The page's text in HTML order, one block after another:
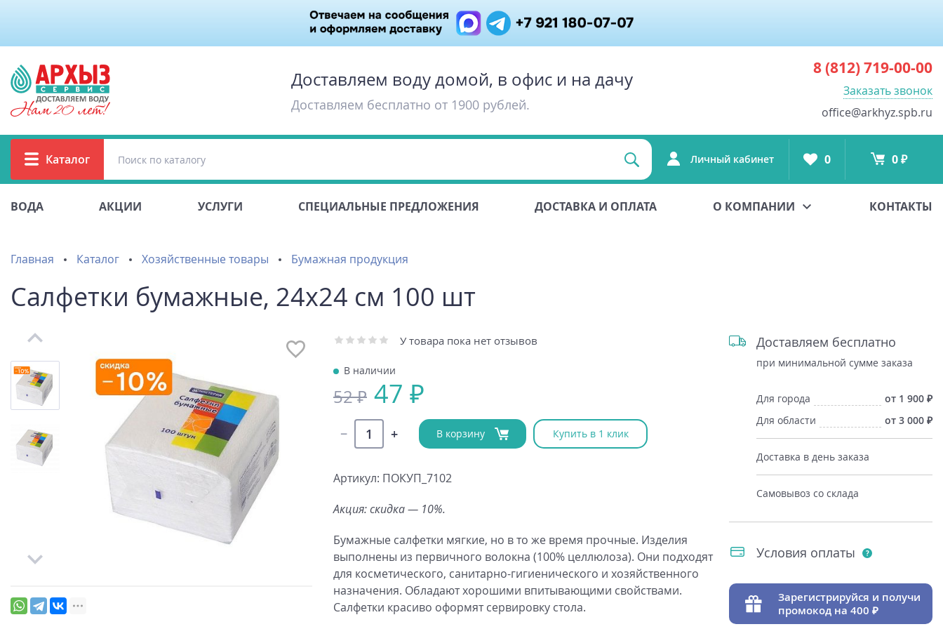
Доставляем воду домой, в офис и на дачу
Доставляем бесплатно от 1900 рублей.
8 (812)719-00-00
Заказать звонок
office@arkhyz.spb.ru
Каталог Личный кабинет 0 0 ₽
ВОДА АКЦИИ УСЛУГИ СПЕЦИАЛЬНЫЕ ПРЕДЛОЖЕНИЯ ДОСТАВКА И ОПЛАТА О КОМПАНИИ КОНТАКТЫ
Главная Каталог Хозяйственные товары Бумажная продукция
Салфетки бумажные, 24х24 см 100 шт
У товара пока нет отзывов
В наличии
52 ₽ 47 ₽
В корзину Купить в 1 клик
Артикул: ПОКУП_7102
Акция: скидка — 10%.
Бумажные салфетки мягкие, но в то же время прочные. Изделия
выполнены из первичного волокна (100% целлюлоза). Они подходят
для косметического, санитарно-гигиенического и хозяйственного
назначения. Обладают хорошими впитывающими свойствами.
Салфетки красиво оформят сервировку стола.
Доставляем бесплатно
при минимальной сумме заказа
Для города
от 1 900
Для области
от 3 000
Доставка в день заказа
Самовывоз со склада
Условия оплаты
Зарегистрируйся и получи
промокод на 400